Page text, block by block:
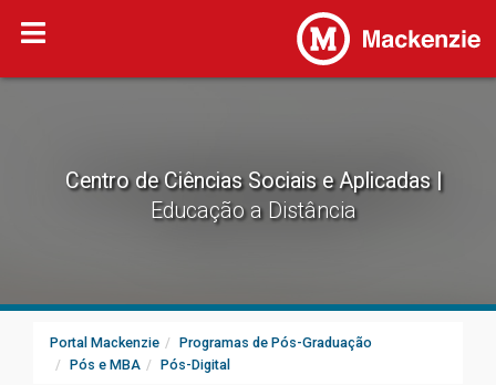
Centro de Ciências Sociais e Aplicadas
Educação a Distância
Portal Mackenzie
Programas de Pós-Graduação
Pós e MBA
Pós-Digital